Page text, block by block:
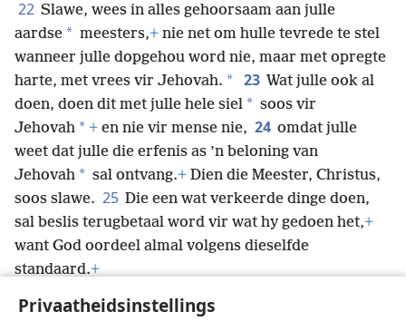
Privaatheidsinstellings
nie, +sodat hulle nie moedeloos * word nie.
22 Slawe, wees in alles gehoorsaam aan julle
aardse * meesters,+nie net om hulle tevrede te stel
wanneer julle dopgehou word nie, maar met opregte
harte, met vrees vir Jehovah. * 23 Wat julle ook al
doen, doen dit met julle hele siel
soos vir
Jehovah * +en nie vir mense nie, 24 omdat julle
weet dat julle die erfenis as ’n beloning van
Jehovah * sal ontvang. +Dien die Meester, Christus,
soos slawe. 25 Die een wat verkeerde dinge doen,
sal beslis terugbetaal word vir wat hy gedoen het,
want God oordeel almal volgens dieselfde
standaard.